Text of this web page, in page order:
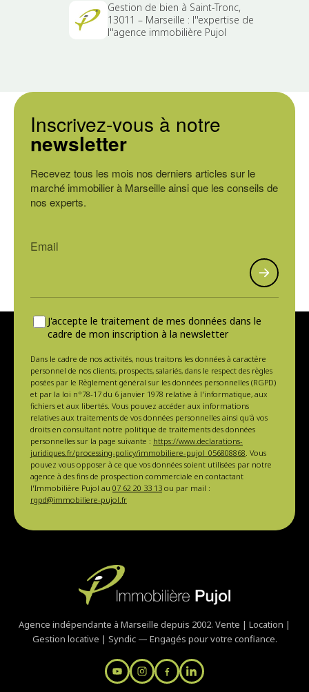
Gestion de bien à Saint-Tronc,
13011 – Marseille : l''expertise de
l''agence immobilière Pujol
Inscrivez-vous à notre
newsletter
Recevez tous les mois nos derniers articles sur le
marché immobilier à Marseille ainsi que les conseils de
nos experts.
J'accepte le traitement de mes données dans le
cadre de mon inscription à la newsletter
Dans le cadre de nos activités, nous traitons les données à caractère
personnel de nos clients, prospects, salariés, dans le respect des règles
posées par le Règlement général sur les données personnelles (RGPD)
et par la loi n°78-17 du 6 janvier 1978 relative à l'informatique, aux
fichiers et aux libertés. Vous pouvez accéder aux informations
relatives aux traitements de vos données personnelles ainsi qu'à vos
droits en consultant notre politique de traitements des données
personnelles sur la page suivante : https://www.declarations-
juridiques.fr/processing-policy/immobiliere-pujol_056808868. Vous
pouvez vous opposer à ce que vos données soient utilisées par notre
agence à des fins de prospection commerciale en contactant
l'Immobilière Pujol au 07 62 20 33 13 ou par mail :
rgpd@immobiliere-pujol.fr
Agence indépendante à Marseille depuis 2002. Vente | Location |
Gestion locative | Syndic — Engagés pour votre confiance.